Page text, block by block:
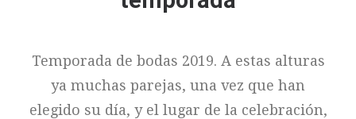
Temporada de bodas 2019. A estas alturas
ya muchas parejas, una vez que han
elegido su día, y el lugar de la celebración,